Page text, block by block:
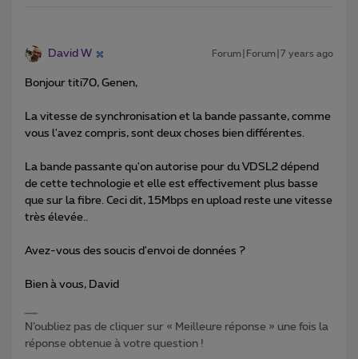
David W Forum|Forum|7 years ago
Bonjour titi70, Genen,
La vitesse de synchronisation et la bande passante, comme
vous l'avez compris, sont deux choses bien différentes.
La bande passante qu'on autorise pour du VDSL2 dépend
de cette technologie et elle est effectivement plus basse
que sur la fibre. Ceci dit, 15Mbps en upload reste une vitesse
très élevée..
Avez-vous des soucis d'envoi de données ?
Bien à vous, David
N’oubliez pas de cliquer sur « Meilleure réponse » une fois la
réponse obtenue à votre question !